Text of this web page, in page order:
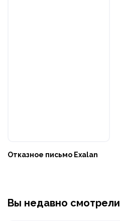
Отказное письмо Exalan
Вы недавно смотрели